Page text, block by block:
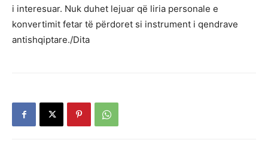
i interesuar. Nuk duhet lejuar që liria personale e
konvertimit fetar të përdoret si instrument i qendrave
antishqiptare./Dita